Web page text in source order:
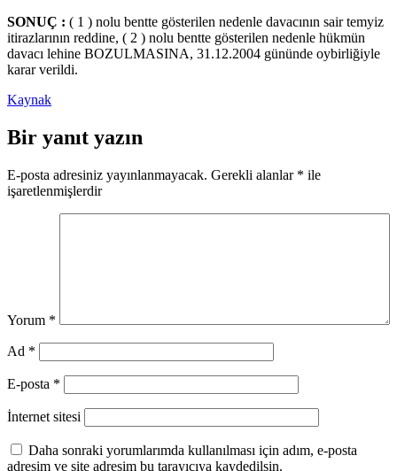
SONUÇ : ( 1 ) nolu bentte gösterilen nedenle davacının sair temyiz
itirazlarının reddine, ( 2 ) nolu bentte gösterilen nedenle hükmün
davacı lehine BOZULMASINA, 31.12.2004 gününde oybirliğiyle
karar verildi.
Kaynak
Bir yanıt yazın
E-posta adresiniz yayınlanmayacak. Gerekli alanlar * ile
işaretlenmişlerdir
Yorum *
Ad *
E-posta *
İnternet sitesi
Daha sonraki yorumlarımda kullanılması için adım, e-posta
adresim ve site adresim bu tarayıcıya kaydedilsin.